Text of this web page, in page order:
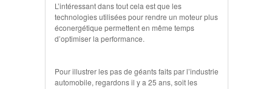
L’intéressant dans tout cela est que les
technologies utilisées pour rendre un moteur plus
éconergétique permettent en même temps
d’optimiser la performance.
Pour illustrer les pas de géants faits par l’industrie
automobile, regardons il y a 25 ans, soit les